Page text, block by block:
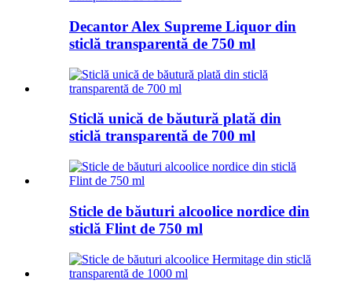
Decantor Alex Supreme Liquor din
sticlă transparentă de 750 ml
Sticlă unică de băutură plată din
sticlă transparentă de 700 ml
Sticle de băuturi alcoolice nordice din
sticlă Flint de 750 ml